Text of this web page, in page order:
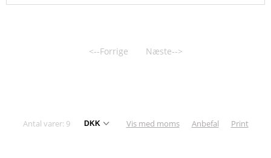
<--Forrige Næste-->
Antal varer: 9 Vis med moms Anbefal Print